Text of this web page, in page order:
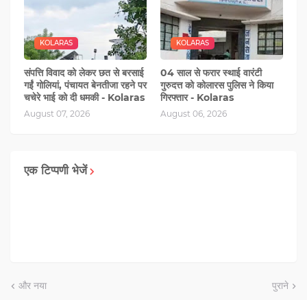
KOLARAS
संपत्ति विवाद को लेकर छत से बरसाई
गईं गोलियां, पंचायत बेनतीजा रहने पर
चचेरे भाई को दी धमकी - Kolaras
August 07, 2026
KOLARAS
04 साल से फरार स्थाई वारंटी
गुरुदत्त को कोलारस पुलिस ने किया
गिरफ्तार - Kolaras
August 06, 2026
एक टिप्पणी भेजें
और नया पुराने